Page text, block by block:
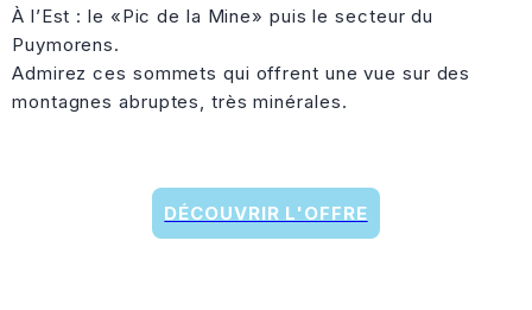
À l’Est : le «Pic de la Mine» puis le secteur du
Puymorens.
Admirez ces sommets qui offrent une vue sur des
montagnes abruptes, très minérales.
DÉCOUVRIR L'OFFRE